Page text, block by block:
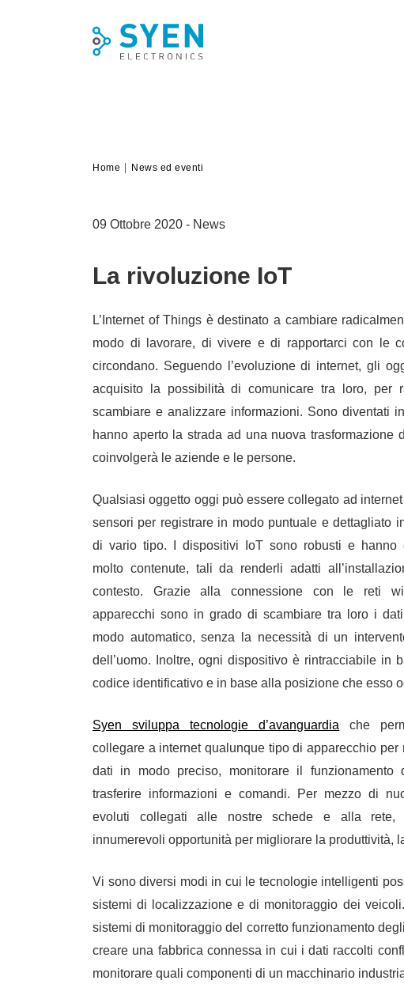
Home News ed eventi
09 Ottobre 2020 - News
La rivoluzione IoT
L’Internet of Things è destinato a cambiare
modo di lavorare, di vivere e di rapportarci con le
circondano. Seguendo l’evoluzione di internet, gli
acquisito la possibilità di comunicare tra loro, per
scambiare e analizzare informazioni. Sono diventati
hanno aperto la strada ad una nuova trasformazione
coinvolgerà le aziende e le persone.
Qualsiasi oggetto oggi può essere collegato ad
sensori per registrare in modo puntuale e dettagliato
di vario tipo.
I dispositivi IoT sono robusti e hanno
molto contenute, tali da renderli adatti
contesto. Grazie alla connessione con le reti
apparecchi sono in grado di scambiare tra loro i
modo automatico, senza la necessità di un
dell’uomo. Inoltre, ogni dispositivo è rintracciabile in
codice identificativo e in base alla posizione che esso
Syen sviluppa tecnologie d’avanguardia che
collegare a internet qualunque tipo di apparecchio per
dati in modo preciso, monitorare il funzionamento
trasferire informazioni e comandi. Per mezzo di
evoluti collegati alle nostre schede e alla rete,
innumerevoli opportunità per migliorare la produttività,
Vi sono diversi modi in cui le tecnologie intelligenti
sistemi di localizzazione e di monitoraggio dei
sistemi di monitoraggio del corretto funzionamento
creare una fabbrica connessa in cui i dati raccolti
monitorare quali componenti di un macchinario